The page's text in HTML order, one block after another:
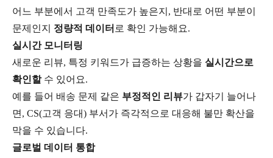
어느 부분에서 고객 만족도가 높은지, 반대로 어떤 부분이
문제인지 정량적 데이터 로 확인 가능해요.
실시간 모니터링
새로운 리뷰, 특정 키워드가 급증하는 상황을 실시간으로
확인할수 있어요.
예를 들어 배송 문제 같은 부정적인 리뷰가 갑자기 늘어나
면, CS(고객 응대) 부서가 즉각적으로 대응해 불만 확산을
막을 수 있습니다.
글로벌 데이터 통합